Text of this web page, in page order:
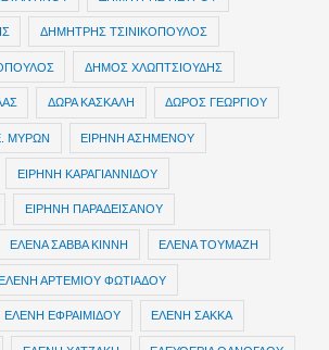
ΔΗΜΗΤΡΗΣ ΤΣΙΝΙΚΟΠΟΥΛΟΣ
ΔΗΜΟΣ ΧΛΩΠΤΣΙΟΥΔΗΣ
ΔΩΡΑ ΚΑΣΚΑΛΗ ΔΩΡΟΣ ΓΕΩΡΓΙΟΥ
ΜΥΡΩΝ ΕΙΡΗΝΗ ΑΣΗΜΕΝΟΥ
ΕΙΡΗΝΗ ΚΑΡΑΓΙΑΝΝΙΔΟΥ
ΕΙΡΗΝΗ ΠΑΡΑΔΕΙΣΑΝΟΥ
ΕΛΕΝΑ ΣΑΒΒΑ ΚΙΝΝΗ ΕΛΕΝΑ ΤΟΥΜΑΖΗ
ΕΛΕΝΗ ΑΡΤΕΜΙΟΥ ΦΩΤΙΑΔΟΥ
ΕΛΕΝΗ ΕΦΡΑΙΜΙΔΟΥ ΕΛΕΝΗ ΣΑΚΚΑ